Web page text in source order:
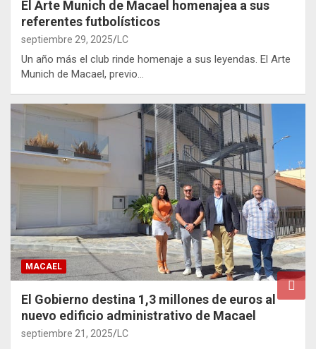
El Arte Munich de Macael homenajea a sus
referentes futbolísticos
septiembre 29, 2025 LC
Un año más el club rinde homenaje a sus leyendas. El Arte
Munich de Macael, previo…
MACAEL
El Gobierno destina 1,3 millones de euros al
nuevo edificio administrativo de Macael
septiembre 21, 2025 LC